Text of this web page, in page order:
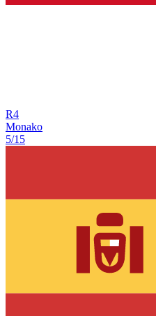
R4
Monako
5/15